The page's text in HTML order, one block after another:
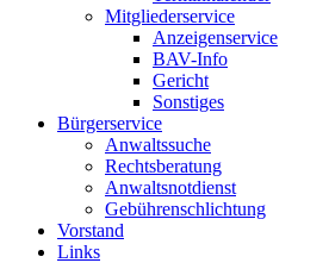
Mitgliederservice
Anzeigenservice
BAV-Info
Gericht
Sonstiges
Bürgerservice
Anwaltssuche
Rechtsberatung
Anwaltsnotdienst
Gebührenschlichtung
Vorstand
Links